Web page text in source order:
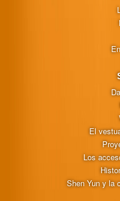
El
Los
Shen Yun y la